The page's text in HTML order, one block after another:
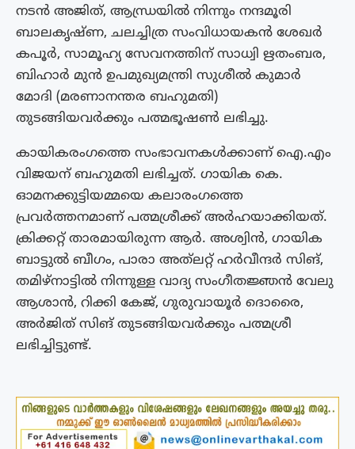
നടൻ അജിത്, ആന്ധ്രയിൽ നിന്നും നന്ദമൂരി
ബാലകൃഷ്ണ, ചലച്ചിത്ര സംവിധായകൻ ശേഖർ
കപൂർ, സാമൂഹ്യ സേവനത്തിന് സാധ്വി ഋതംബര,
ബിഹാർ മുൻ ഉപമുഖ്യമന്ത്രി സുശീൽ കുമാർ
മോദി (മരണാനന്തര ബഹുമതി)
തുടങ്ങിയവർക്കും പത്മഭൂഷൺ ലഭിച്ചു.
കായികരംഗത്തെ സംഭാവനകൾക്കാണ് ഐ.എം
വിജയന് ബഹുമതി ലഭിച്ചത്. ഗായിക കെ.
ഓമനക്കുട്ടിയമ്മയെ കലാരംഗത്തെ
പ്രവർത്തനമാണ് പത്മശ്രീക്ക് അർഹയാക്കിയത്.
ക്രിക്കറ്റ് താരമായിരുന്ന ആർ. അശ്വിൻ, ഗായിക
ബാട്ടുൽ ബീഗം, പാരാ അത്‌ലറ്റ് ഹർവീന്ദർ സിങ്,
തമിഴ്‌നാട്ടിൽ നിന്നുള്ള വാദ്യ സംഗീതജ്ഞൻ വേലു
ആശാൻ, റിക്കി കേജ്, ഗുരുവായൂര്‍ ദൊരൈ,
അര്‍ജിത് സിങ് തുടങ്ങിയവർക്കും പത്മശ്രീ
ലഭിച്ചിട്ടുണ്ട്.